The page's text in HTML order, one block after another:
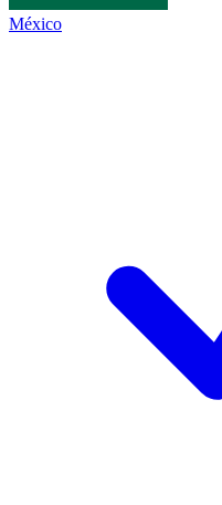
México